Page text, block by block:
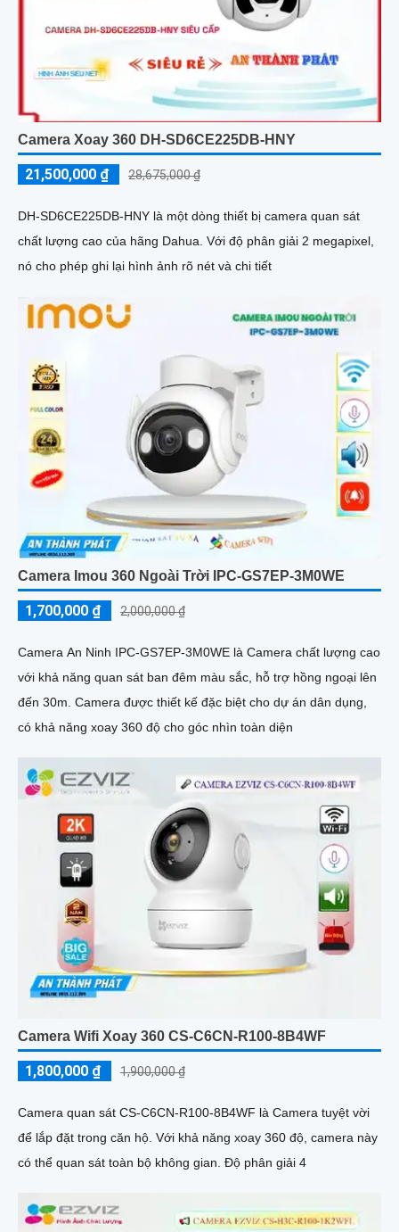
Camera Xoay 360 DH-SD6CE225DB-HNY
21,500,000 ₫ 28,675,000 ₫
DH-SD6CE225DB-HNY là một dòng thiết bị camera quan sát
chất lượng cao của hãng Dahua. Với độ phân giải 2 megapixel,
nó cho phép ghi lại hình ảnh rõ nét và chi tiết
Camera Imou 360 Ngoài Trời IPC-GS7EP-3M0WE
1,700,000 ₫ 2,000,000 ₫
Camera An Ninh IPC-GS7EP-3M0WE là Camera chất lượng cao
với khả năng quan sát ban đêm màu sắc, hỗ trợ hồng ngoại lên
đến 30m. Camera được thiết kế đặc biệt cho dự án dân dụng,
có khả năng xoay 360 độ cho góc nhìn toàn diện
Camera Wifi Xoay 360 CS-C6CN-R100-8B4WF
1,800,000 ₫ 1,900,000 ₫
Camera quan sát CS-C6CN-R100-8B4WF là Camera tuyệt vời
để lắp đặt trong căn hộ. Với khả năng xoay 360 độ, camera này
có thể quan sát toàn bộ không gian. Độ phân giải 4